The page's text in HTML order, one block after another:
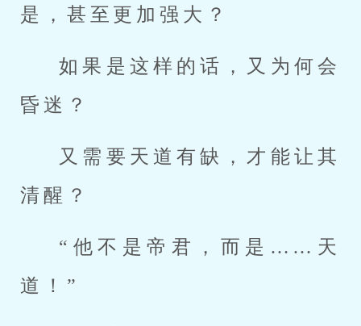
是，甚至更加强大？
如果是这样的话，又为何会
昏迷？
又需要天道有缺，才能让其
清醒？
“他不是帝君，而是……天
道！”